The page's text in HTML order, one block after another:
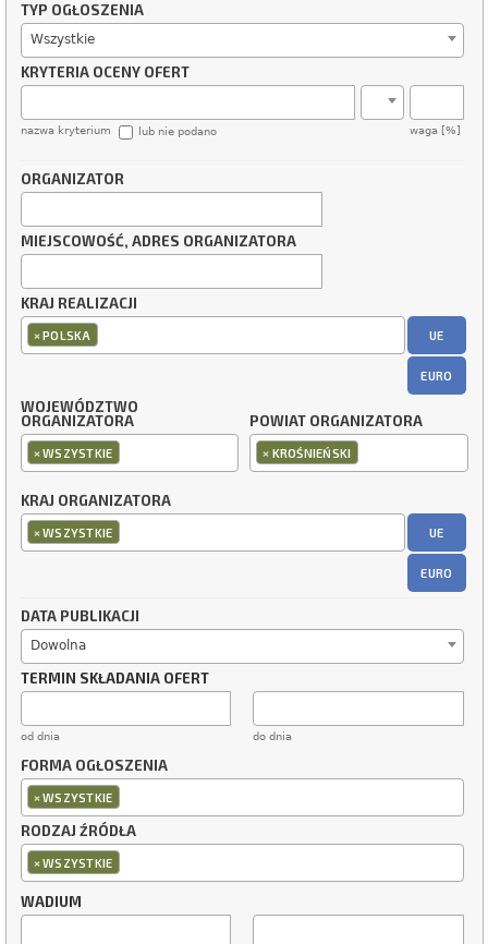
TYP OGŁOSZENIA
Wszystkie
KRYTERIA OCENY OFERT
nazwa kryterium waga [%]
lub nie podano
ORGANIZATOR
MIEJSCOWOŚĆ, ADRES ORGANIZATORA
KRAJ REALIZACJI
×POLSKA UE
EURO
WOJEWÓDZTWO
ORGANIZATORA
×WSZYSTKIE
POWIAT ORGANIZATORA
× KROŚNIEŃSKI
KRAJ ORGANIZATORA
×WSZYSTKIE UE
EURO
DATA PUBLIKACJI
Dowolna
TERMIN SKŁADANIA OFERT
od dnia do dnia
FORMA OGŁOSZENIA
×WSZYSTKIE
RODZAJ ŹRÓDŁA
×WSZYSTKIE
WADIUM